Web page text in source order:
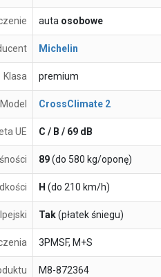
auta osobowe
Michelin
Klasa premium
Model CrossClimate 2
UE C / B / 69 dB
89(do 580 kg/oponę)
H (do 210 km/h)
Tak(płatek śniegu)
3PMSF, M+S
M8-872364